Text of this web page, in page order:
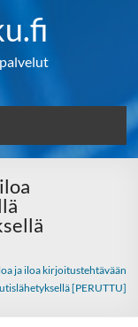
ja iloa kirjoitustehtävään
[PERUTTU]